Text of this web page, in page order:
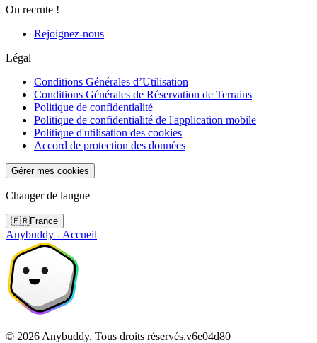
On recrute !
Rejoignez-nous
Légal
Conditions Générales d’Utilisation
Conditions Générales de Réservation de Terrains
Politique de confidentialité
Politique de confidentialité de l'application mobile
Politique d'utilisation des cookies
Accord de protection des données
Gérer mes cookies
Changer de langue
🇫🇷France
Anybuddy - Accueil
© 2026 Anybuddy. Tous droits réservés.v6e04d80